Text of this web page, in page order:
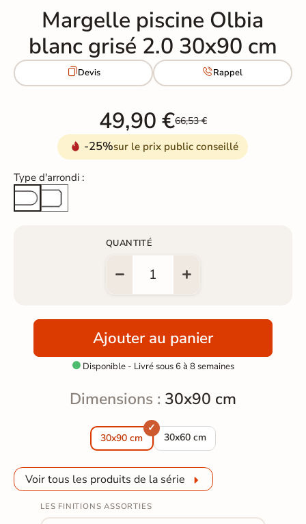
Margelle piscine Olbia
blanc grisé 2.0 30x90 cm
Devis Rappel
49,90 €66,53 €
-25%sur le prix public conseillé
Type d'arrondi :
Arrondi totalArête cassée
QUANTITÉ
Ajouter au panier
Disponible - Livré sous 6 à 8 semaines
Dimensions : 30x90 cm
30x90 cm 30x60 cm
Margelle piscine Olbia blanc
Voir tous les produits de la série
LES FINITIONS ASSORTIES